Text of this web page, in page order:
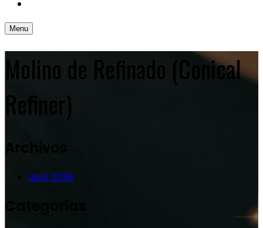
Menu
Molino de Refinado (Conical
abril 2026